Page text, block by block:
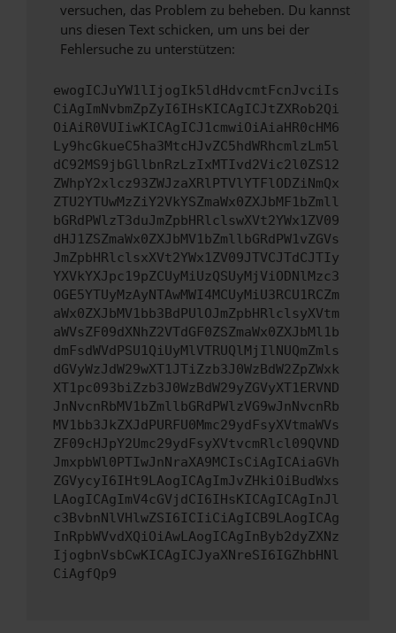
versuchen, das Problem zu beheben. Du kannst
uns diesen Text schicken, um uns bei der
Fehlersuche zu unterstützen:
ewogICJuYW1lIjogIk5ldHdvcmtFcnJvciIs
CiAgImNvbmZpZyI6IHsKICAgICJtZXRob2Qi
OiAiR0VUIiwKICAgICJ1cmwiOiAiaHR0cHM6
Ly9hcGkueC5ha3MtcHJvZC5hdWRhcmlzLm5l
dC92MS9jbGllbnRzLzIxMTIvd2Vic2l0ZS12
ZWhpY2xlcz93ZWJzaXRlPTVlYTFlODZiNmQx
ZTU2YTUwMzZiY2VkYSZmaWx0ZXJbMF1bZmll
bGRdPWlzT3duJmZpbHRlclswXVt2YWx1ZV09
dHJ1ZSZmaWx0ZXJbMV1bZmllbGRdPW1vZGVs
JmZpbHRlclsxXVt2YWx1ZV09JTVCJTdCJTIy
YXVkYXJpc19pZCUyMiUzQSUyMjViODNlMzc3
OGE5YTUyMzAyNTAwMWI4MCUyMiU3RCU1RCZm
aWx0ZXJbMV1bb3BdPUlOJmZpbHRlclsyXVtm
aWVsZF09dXNhZ2VTdGF0ZSZmaWx0ZXJbMl1b
dmFsdWVdPSU1QiUyMlVTRUQlMjIlNUQmZmls
dGVyWzJdW29wXT1JTiZzb3J0WzBdW2ZpZWxk
XT1pc093biZzb3J0WzBdW29yZGVyXT1ERVND
JnNvcnRbMV1bZmllbGRdPWlzVG9wJnNvcnRb
MV1bb3JkZXJdPURFU0Mmc29ydFsyXVtmaWVs
ZF09cHJpY2Umc29ydFsyXVtvcmRlcl09QVND
JmxpbWl0PTIwJnNraXA9MCIsCiAgICAiaGVh
ZGVycyI6IHt9LAogICAgImJvZHkiOiBudWxs
LAogICAgImV4cGVjdCI6IHsKICAgICAgInJl
c3BvbnNlVHlwZSI6ICIiCiAgICB9LAogICAg
InRpbWVvdXQiOiAwLAogICAgInByb2dyZXNz
IjogbnVsbCwKICAgICJyaXNreSI6IGZhbHNl
CiAgfQp9